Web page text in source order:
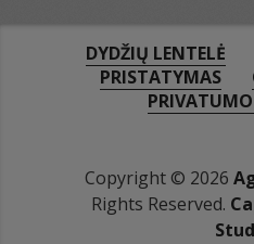
DYDŽIŲ LENTELĖ
PRISTATYMAS
Copyright © 2026
Rights Reserved.